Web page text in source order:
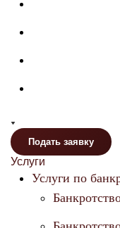
Подать заявку
Услуги
Услуги по